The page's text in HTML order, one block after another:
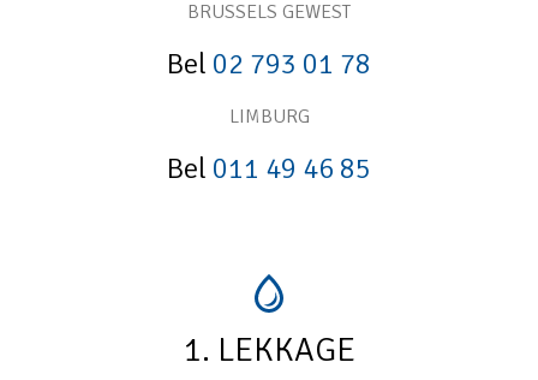
BRUSSELS GEWEST
Bel 02 793 01 78
LIMBURG
Bel 011 49 46 85
1. LEKKAGE